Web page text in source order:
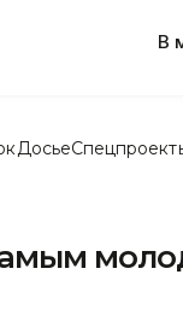
В
Досье